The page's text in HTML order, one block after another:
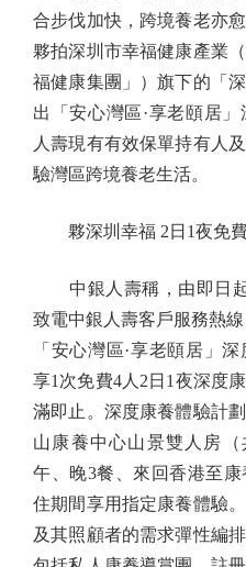
合步伐加快，跨境養老亦
夥拍深圳市幸福健康產業
福健康集團」）旗下的「
出「安心灣區·享老頤居
人壽現有有效保單持有人
驗灣區跨境養老生活。
夥深圳幸福 2日1夜免
中銀人壽稱，由即日起
致電中銀人壽客戶服務熱線
「安心灣區·享老頤居」
享1次免費4人2日1夜深度
滿即止。深度康養體驗計
山康養中心山景雙人房（
午、晚3餐、來回香港至
住期間享用指定康養體驗
及其照顧者的需求彈性編